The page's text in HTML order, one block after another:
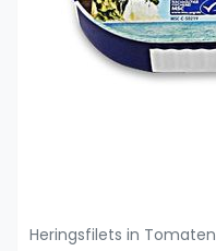
Heringsfilets in